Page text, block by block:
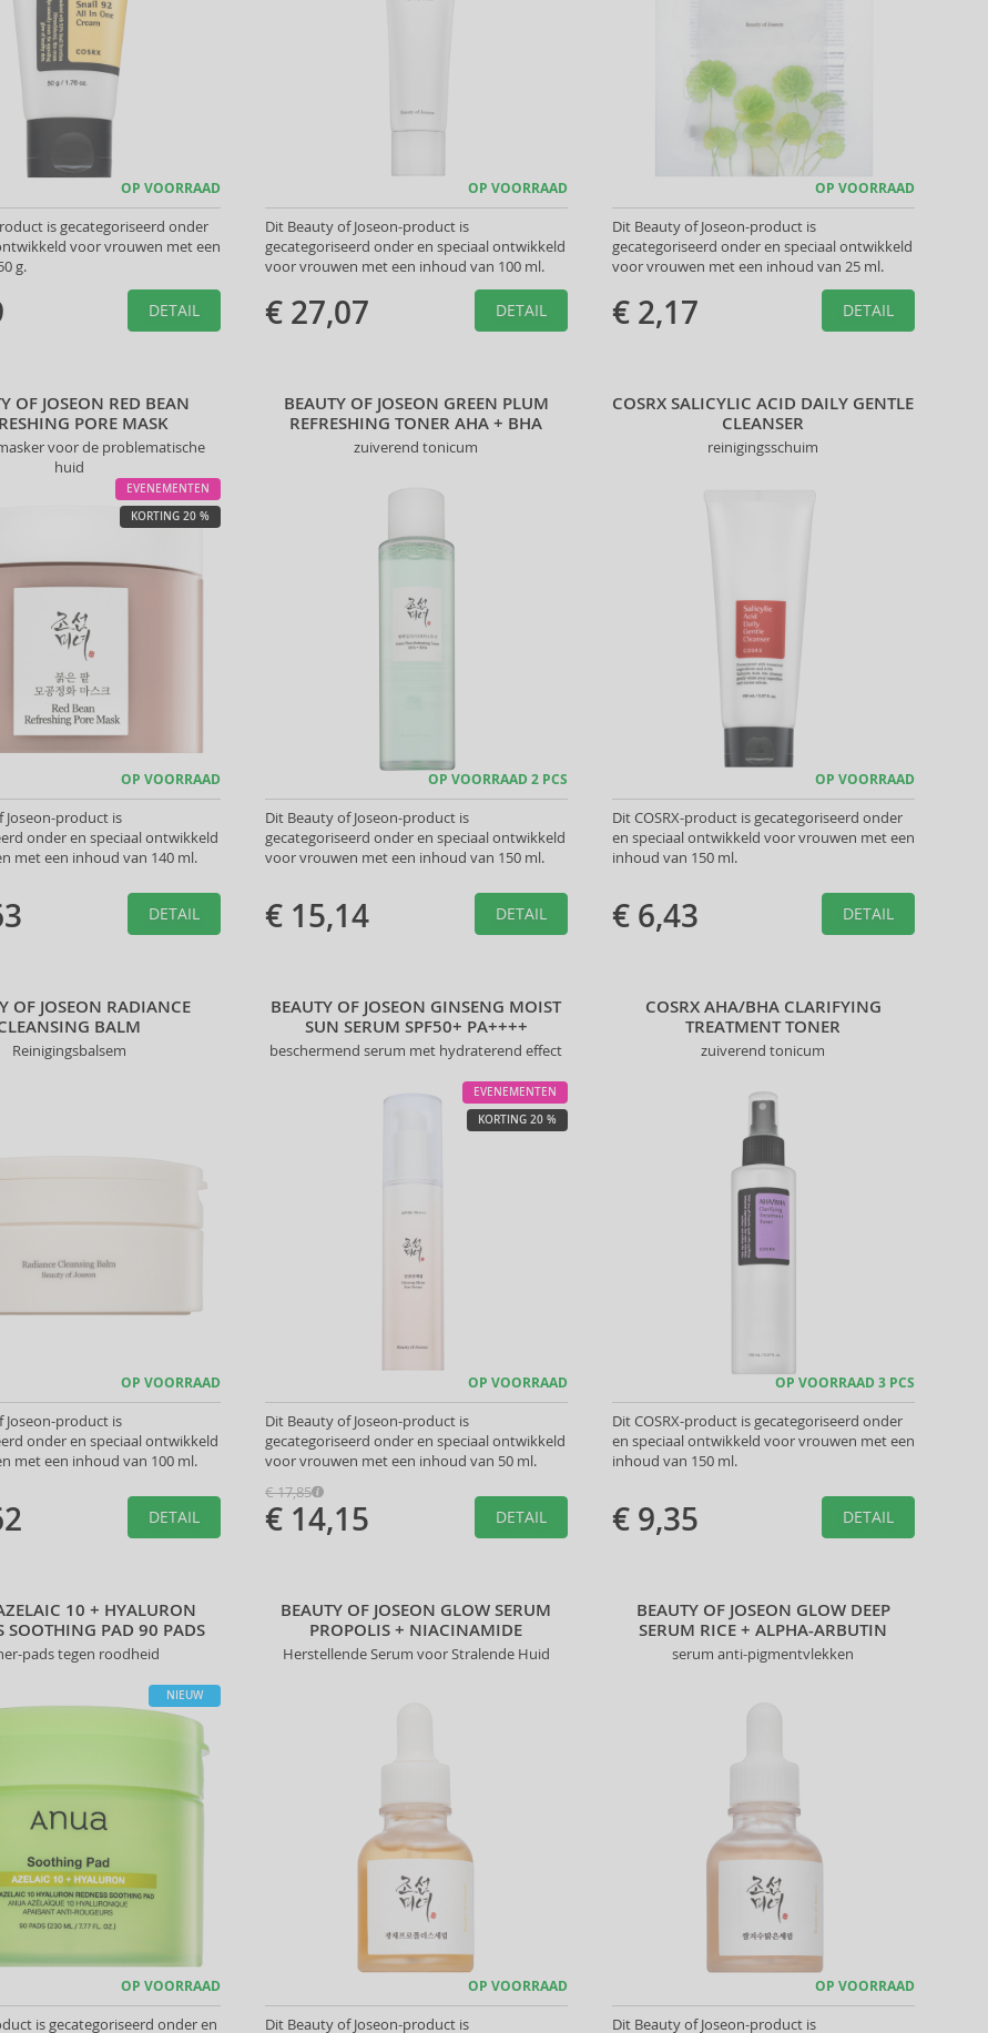
OP VOORRAAD
is gecategoriseerd onder
voor vrouwen met een
g.
DETAIL
OP VOORRAAD
Dit Beauty of Joseon-product is
gecategoriseerd onder en speciaal ontwikkeld
voor vrouwen met een inhoud van 100 ml.
€ 27,07 DETAIL
OP VOORRAAD
Dit Beauty of Joseon-product is
gecategoriseerd onder en speciaal ontwikkeld
voor vrouwen met een inhoud van 25 ml.
€ 2,17 DETAIL
OF JOSEON RED BEAN
PORE MASK
voor de problematische
huid
EVENEMENTEN
KORTING 20 %
OP VOORRAAD
Joseon-product is
onder en speciaal ontwikkeld
met een inhoud van 140 ml.
DETAIL
BEAUTY OF JOSEON GREEN PLUM
REFRESHING TONER AHA + BHA
zuiverend tonicum
OP VOORRAAD 2 PCS
Dit Beauty of Joseon-product is
gecategoriseerd onder en speciaal ontwikkeld
voor vrouwen met een inhoud van 150 ml.
€ 15,14 DETAIL
COSRX SALICYLIC ACID DAILY GENTLE
CLEANSER
reinigingsschuim
OP VOORRAAD
Dit COSRX-product is gecategoriseerd onder
en speciaal ontwikkeld voor vrouwen met een
inhoud van 150 ml.
€ 6,43 DETAIL
OF JOSEON RADIANCE
BALM
Reinigingsbalsem
OP VOORRAAD
Joseon-product is
onder en speciaal ontwikkeld
met een inhoud van 100 ml.
DETAIL
BEAUTY OF JOSEON GINSENG MOIST
SUN SERUM SPF50+ PA++++
beschermend serum met hydraterend effect
EVENEMENTEN
KORTING 20 %
OP VOORRAAD
Dit Beauty of Joseon-product is
gecategoriseerd onder en speciaal ontwikkeld
voor vrouwen met een inhoud van 50 ml.
€ 17,85
€ 14,15 DETAIL
COSRX AHA/BHA CLARIFYING
TREATMENT TONER
zuiverend tonicum
OP VOORRAAD 3 PCS
Dit COSRX-product is gecategoriseerd onder
en speciaal ontwikkeld voor vrouwen met een
inhoud van 150 ml.
€ 9,35 DETAIL
10 + HYALURON
SOOTHING PAD 90 PADS
pads tegen roodheid
NIEUW
OP VOORRAAD
is gecategoriseerd onder en
BEAUTY OF JOSEON GLOW SERUM
PROPOLIS + NIACINAMIDE
Herstellende Serum voor Stralende Huid
OP VOORRAAD
Dit Beauty of Joseon-product is
BEAUTY OF JOSEON GLOW DEEP
SERUM RICE + ALPHA-ARBUTIN
serum anti-pigmentvlekken
OP VOORRAAD
Dit Beauty of Joseon-product is